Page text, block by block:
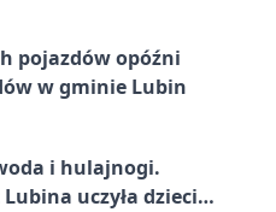
pojazdów opóźni
w gminie Lubin
i hulajnogi.
uczyła dzieci